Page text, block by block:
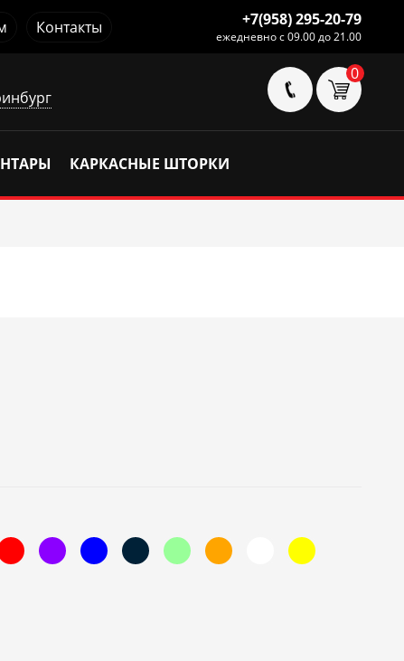
Контакты +7(958) 295-20-79
ежедневно с 09.00 до 21.00
0
КАРКАСНЫЕ ШТОРКИ